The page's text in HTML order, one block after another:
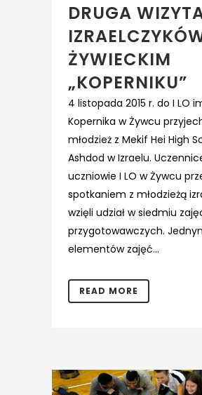
DRUGA
ŻYWIECKIM
„KOPERNIKU”
4 listopada 2015 r. do I LO
Kopernika w Żywcu
młodzież z Mekif Hei High
Ashdod w Izraelu.
uczniowie I LO w Żywcu
spotkaniem z młodzieżą
wzięli udział w siedmiu
przygotowawczych.
elementów zajęć...
READ MORE